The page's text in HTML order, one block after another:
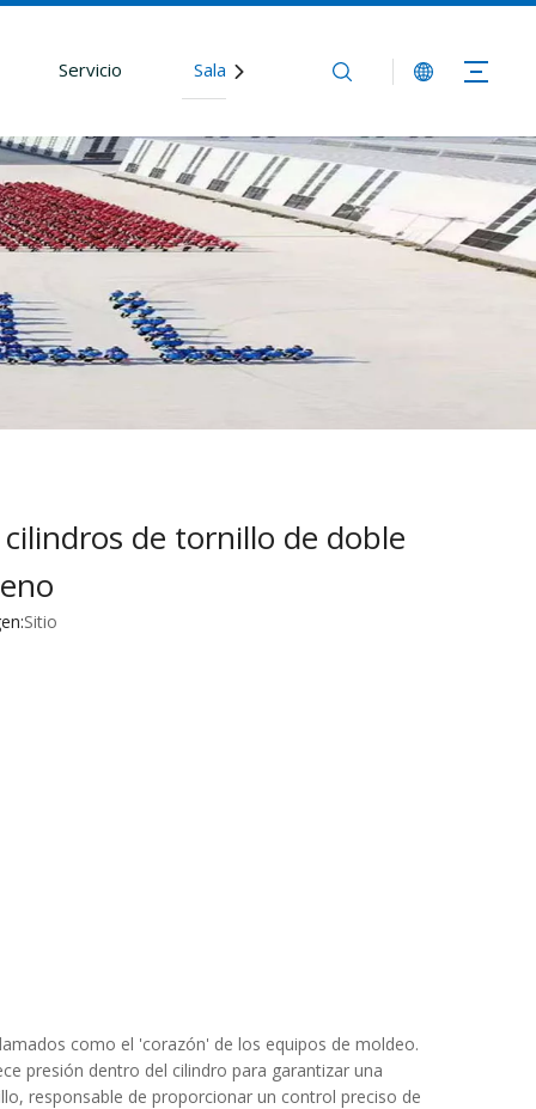
Servicio Sala de redacción Contáctenos
de tornillo de doble
Sitio
como el 'corazón' de los equipos de moldeo.
presión dentro del cilindro para garantizar una
responsable de proporcionar un control preciso de